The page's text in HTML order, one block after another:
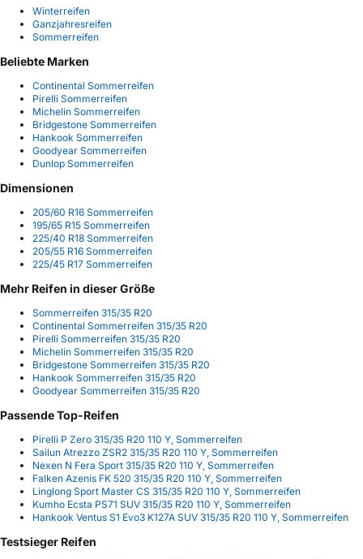
Winterreifen
Ganzjahresreifen
Sommerreifen
Beliebte Marken
Continental Sommerreifen
Pirelli Sommerreifen
Michelin Sommerreifen
Bridgestone Sommerreifen
Hankook Sommerreifen
Goodyear Sommerreifen
Dunlop Sommerreifen
Dimensionen
205/60 R16 Sommerreifen
195/65 R15 Sommerreifen
225/40 R18 Sommerreifen
205/55 R16 Sommerreifen
225/45 R17 Sommerreifen
Mehr Reifen in dieser Größe
Sommerreifen 315/35 R20
Continental Sommerreifen 315/35 R20
Pirelli Sommerreifen 315/35 R20
Michelin Sommerreifen 315/35 R20
Bridgestone Sommerreifen 315/35 R20
Hankook Sommerreifen 315/35 R20
Goodyear Sommerreifen 315/35 R20
Passende Top-Reifen
Pirelli P Zero 315/35 R20 110 Y, Sommerreifen
Sailun Atrezzo ZSR2 315/35 R20 110 Y, Sommerreifen
Nexen N Fera Sport 315/35 R20 110 Y, Sommerreifen
Falken Azenis FK 520 315/35 R20 110 Y, Sommerreifen
Linglong Sport Master CS 315/35 R20 110 Y, Sommerreifen
Kumho Ecsta PS71 SUV 315/35 R20 110 Y, Sommerreifen
Hankook Ventus S1 Evo3 K127A SUV 315/35 R20 110 Y, Sommerreifen
Testsieger Reifen